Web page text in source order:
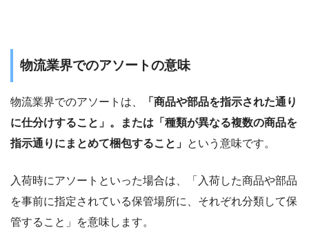
物流業界でのアソートの意味
物流業界でのアソートは、
「商品や部品を指示された通り
に仕分けすること」。または「種類が異なる複数の商品を
指示通りにまとめて梱包すること」 という意味です。
入荷時にアソートといった場合は、「入荷した商品や部品
を事前に指定されている保管場所に、それぞれ分類して保
管すること」を意味します。